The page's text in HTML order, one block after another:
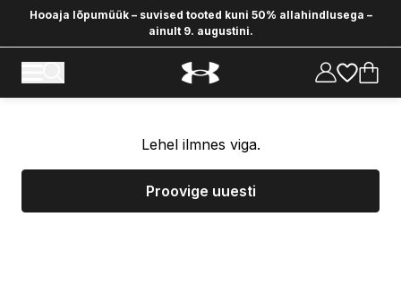
Hooaja lõpumüük – suvised tooted kuni 50% allahindlusega –
ainult 9. augustini.
Lehel ilmnes viga.
Proovige uuesti